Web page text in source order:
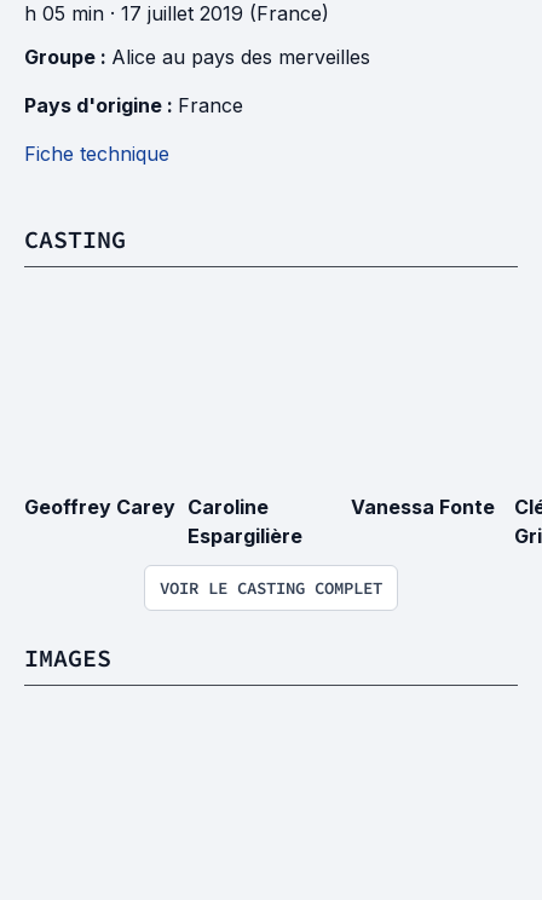
h 05 min · 17 juillet 2019 (France)
Groupe : Alice au pays des merveilles
Pays d'origine : France
Fiche technique
CASTING
Geoffrey Carey Caroline
Espargilière
Vanessa Fonte
VOIR LE CASTING COMPLET
IMAGES